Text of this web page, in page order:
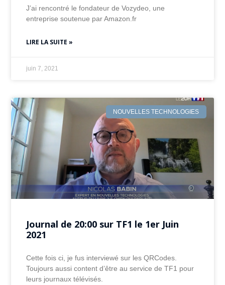
J’ai rencontré le fondateur de Vozydeo, une
entreprise soutenue par Amazon.fr
LIRE LA SUITE »
juin 7, 2021
NOUVELLES TECHNOLOGIES
Journal de 20:00 sur TF1 le 1er Juin
2021
Cette fois ci, je fus interviewé sur les QRCodes.
Toujours aussi content d’être au service de TF1 pour
leurs journaux télévisés.